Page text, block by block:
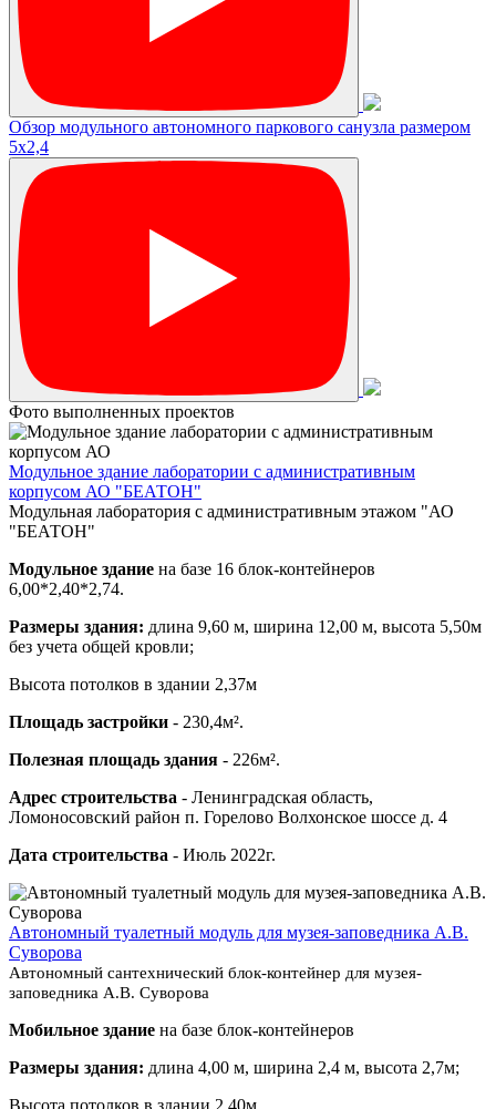
Обзор модульного автономного паркового санузла размером
5х2,4
Фото выполненных проектов
Модульное здание лаборатории с административным
корпусом АО "БЕАТОН"
Модульная лаборатория с административным этажом "АО
"БЕАТОН"
Модульное здание на базе 16 блок-контейнеров
6,00*2,40*2,74.
Размеры здания: длина 9,60 м, ширина 12,00 м, высота 5,50м
без учета общей кровли;
Высота потолков в здании 2,37м
Площадь застройки - 230,4м².
Полезная площадь здания - 226м².
Адрес строительства - Ленинградская область,
Ломоносовский район п. Горелово Волхонское шоссе д. 4
Дата строительства - Июль 2022г.
Автономный туалетный модуль для музея-заповедника А.В.
Суворова
Автономный сантехнический блок-контейнер для музея-
заповедника А.В. Суворова
Мобильное здание на базе блок-контейнеров
Размеры здания: длина 4,00 м, ширина 2,4 м, высота 2,7м;
Высота потолков в здании 2,40м